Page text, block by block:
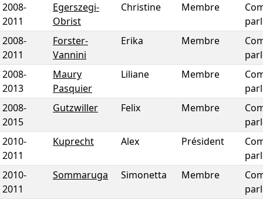
2008-
2011
Egerszegi-
Obrist
Christine Membre
2008-
2011
Forster-
Vannini
Erika Membre
2008-
2013
Maury
Pasquier
Liliane Membre
2008-
2015
Gutzwiller Felix Membre
2010-
2011
Kuprecht Alex Président
2010-
2011
Sommaruga Simonetta Membre